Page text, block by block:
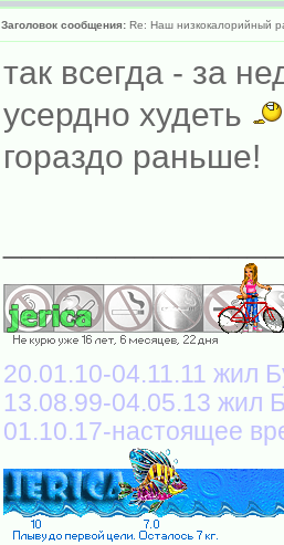
Заголовок сообщения: Re: Наш низкокалорийный
так всегда - за
усердно худеть
гораздо раньше!
20.01.10-04.11.11 жил
13.08.99-04.05.13 жил
01.10.17-настоящее